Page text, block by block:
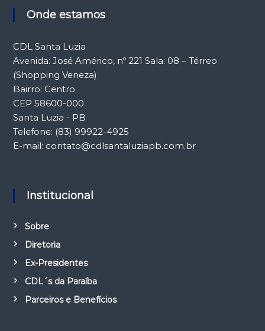
Onde estamos
CDL Santa Luzia
Avenida: José Américo, nº 221 Sala: 08 – Térreo
(Shopping Veneza)
Bairro: Centro
CEP 58600-000
Santa Luzia - PB
Telefone: (83) 99922-4925
E-mail: contato@cdlsantaluziapb.com.br
Institucional
Sobre
Diretoria
Ex-Presidentes
CDL´s da Paraíba
Parceiros e Benefícios